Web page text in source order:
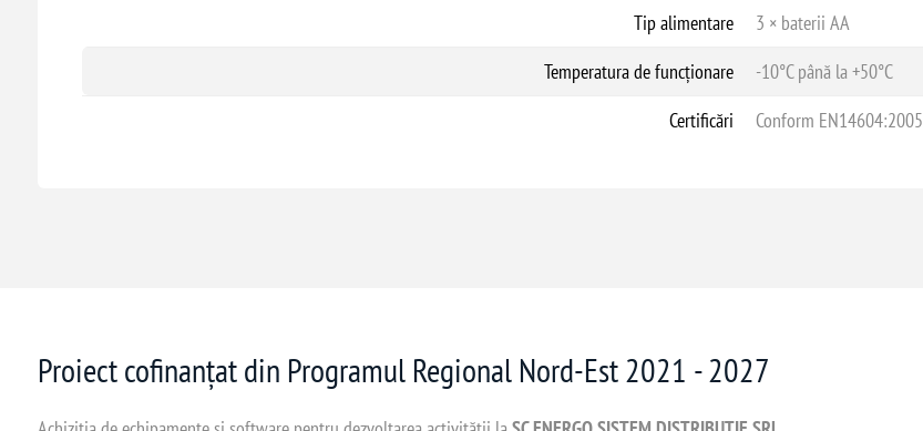
Tip alimentare
3 × baterii AA
Temperatura de funcționare
-10°C până la +50°C
Certificări
Conform EN14604:2005
Proiect cofinanțat din Programul Regional Nord-Est 2021 - 2027